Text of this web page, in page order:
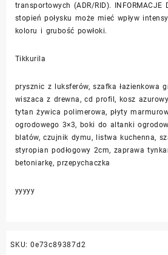
transportowych (ADR/RID). INFORMACJE
stopień połysku może mieć wpływ
koloru i grubość powłoki.
Tikkurila
prysznic z luksferów, szafka łazienkowa
wiszaca z drewna, cd profil, kosz
tytan żywica polimerowa, płyty
ogrodowego 3×3, boki do altanki
blatów, czujnik dymu, listwa kuchenna,
styropian podłogowy 2cm, zaprawa
betoniarkę, przepychaczka
yyyyy
SKU: 0e73c89387d2